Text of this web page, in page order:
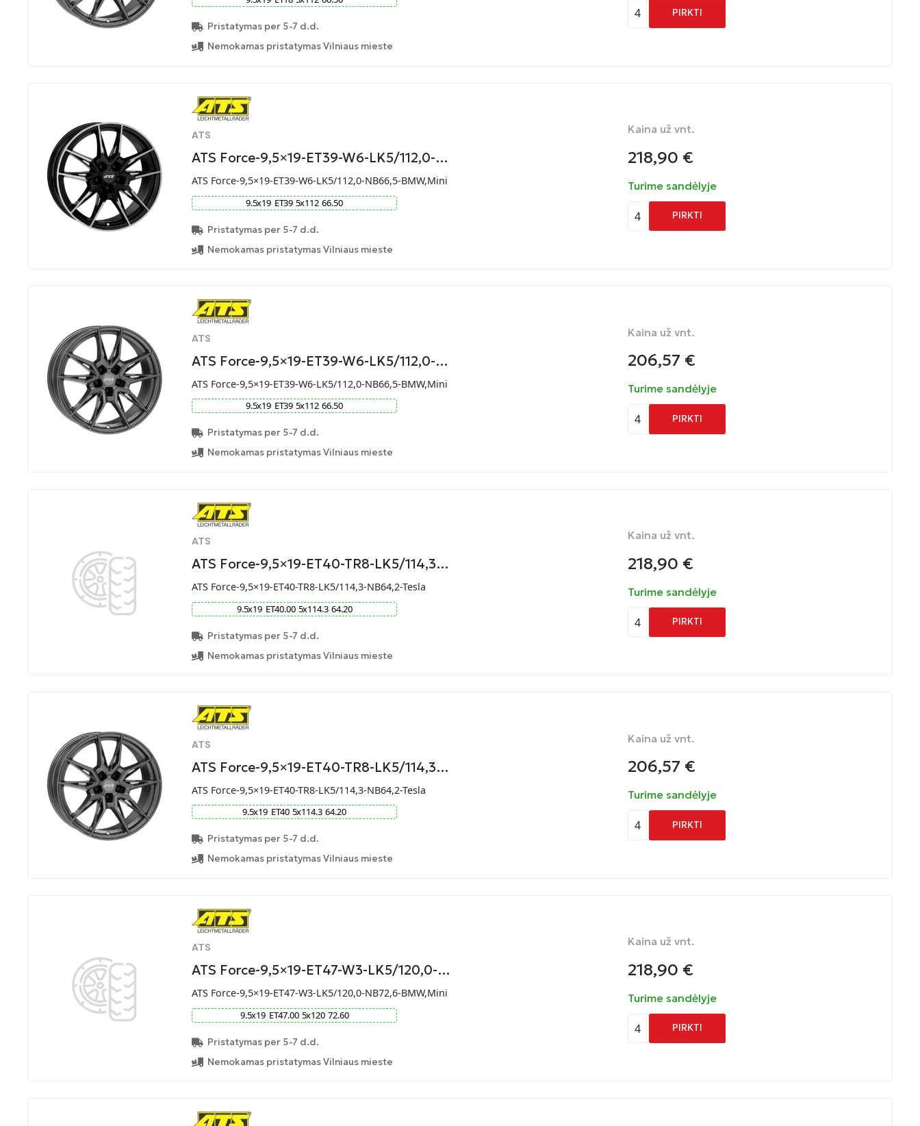
Pristatymas per 5-7 d.d.
Nemokamas pristatymas Vilniaus mieste
4 PIRKTI
ATS
ATS Force-9,5×19-ET39-W6-LK5/112,0-…
ATS Force-9,5×19-ET39-W6-LK5/112,0-NB66,5-BMW,Mini
9.5x19 ET39 5x112 66.50
Pristatymas per 5-7 d.d.
Nemokamas pristatymas Vilniaus mieste
Kaina už vnt.
218,90 €
Turime sandėlyje
4 PIRKTI
ATS
ATS Force-9,5×19-ET39-W6-LK5/112,0-…
ATS Force-9,5×19-ET39-W6-LK5/112,0-NB66,5-BMW,Mini
9.5x19 ET39 5x112 66.50
Pristatymas per 5-7 d.d.
Nemokamas pristatymas Vilniaus mieste
Kaina už vnt.
206,57 €
Turime sandėlyje
4 PIRKTI
ATS
ATS Force-9,5×19-ET40-TR8-LK5/114,3…
ATS Force-9,5×19-ET40-TR8-LK5/114,3-NB64,2-Tesla
9.5x19 ET40.00 5x114.3 64.20
Pristatymas per 5-7 d.d.
Nemokamas pristatymas Vilniaus mieste
Kaina už vnt.
218,90 €
Turime sandėlyje
4 PIRKTI
ATS
ATS Force-9,5×19-ET40-TR8-LK5/114,3…
ATS Force-9,5×19-ET40-TR8-LK5/114,3-NB64,2-Tesla
9.5x19 ET40 5x114.3 64.20
Pristatymas per 5-7 d.d.
Nemokamas pristatymas Vilniaus mieste
Kaina už vnt.
206,57 €
Turime sandėlyje
4 PIRKTI
ATS
ATS Force-9,5×19-ET47-W3-LK5/120,0-…
ATS Force-9,5×19-ET47-W3-LK5/120,0-NB72,6-BMW,Mini
9.5x19 ET47.00 5x120 72.60
Pristatymas per 5-7 d.d.
Nemokamas pristatymas Vilniaus mieste
Kaina už vnt.
218,90 €
Turime sandėlyje
4 PIRKTI